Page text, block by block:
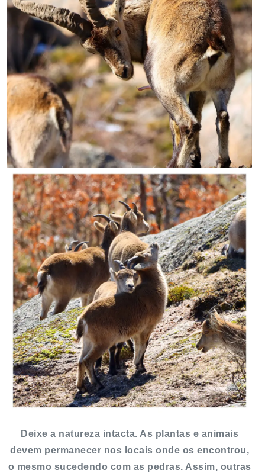
Deixe a natureza intacta. As plantas e animais
devem permanecer nos locais onde os encontrou,
o mesmo sucedendo com as pedras. Assim, outras